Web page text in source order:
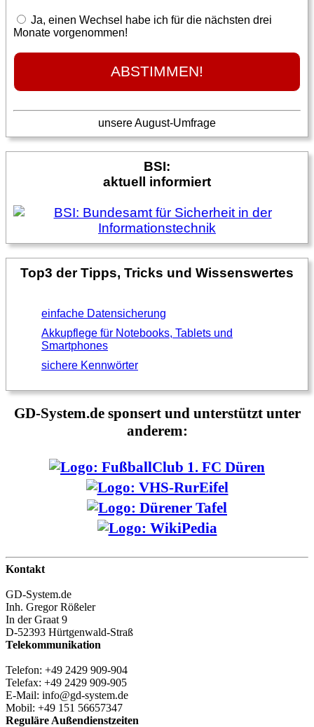
Ja, einen Wechsel habe ich für die nächsten drei
Monate vorgenommen!
unsere August-Umfrage
BSI:
aktuell informiert
Top3 der Tipps, Tricks und Wissenswertes
einfache Datensicherung
Akkupflege für Notebooks, Tablets und
Smartphones
sichere Kennwörter
GD-System.de sponsert und unterstützt unter
anderem:
Kontakt
GD-System.de
Inh. Gregor Rößeler
In der Graat 9
D-52393 Hürtgenwald-Straß
Telekommunikation
Telefon: +49 2429 909-904
Telefax: +49 2429 909-905
E-Mail: info@gd-system.de
Mobil: +49 151 56657347
Reguläre Außendienstzeiten